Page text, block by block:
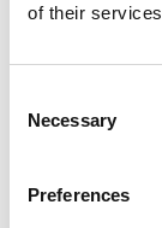
of their
Selection
Necessary
Preferences
Vikt: 13 kg
Höjd: 160,5 cm
Fördelar för